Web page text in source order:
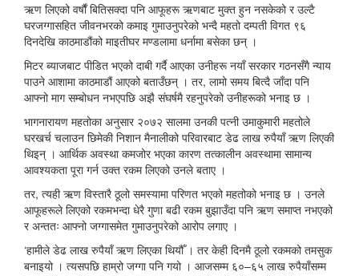
ऋण लिएको वर्षौं बितिसक्दा पनि आफूहरू ऋणबाट मुक्त हुन नसकेको र उल्टै
घरजग्गासहित जीवनभरको कमाइ गुमाउनुपरेको भन्दै महतो दम्पती विगत ९६
दिनदेखि काठमाडौंको माइतीघर मण्डलामा धर्नामा बसेका छन् ।
मिटर ब्याजबाट पीडित भएको दाबी गर्दै आएका उनीहरू नयाँ सरकार गठनसँगै न्याय
पाउने आशामा काठमाडौं आएको बताउँछन् । तर, लामो समय बित्दै जाँदा पनि
आफ्नो माग सम्बोधन नभएपछि अझै संघर्षमै रहनुपरेको उनीहरूको भनाइ छ ।
भागनारायण महतोका अनुसार २०७२ सालमा उनकी पत्नी उमाकुमारी महतोले
घरखर्च चलाउन छिमेकी निशान मैनालीको परिवारबाट डेढ लाख रुपैयाँ ऋण लिएकी
थिइन् । आर्थिक अवस्था कमजोर भएका कारण तत्कालीन अवस्थामा सामान्य
आवश्यकता पूरा गर्न उक्त रकम लिएको उनले बताए ।
तर, त्यही ऋण विस्तारै ठूलो समस्यामा परिणत भएको महतोको भनाइ छ । उनले
आफूहरूले लिएको रकमभन्दा धेरै गुणा बढी रकम बुझाउँदा पनि ऋण समाप्त नभएको
र अन्ततः आफ्नो जग्गासमेत गुमाउनुपरेको आरोप लगाए ।
‘हामीले डेढ लाख रुपैयाँ ऋण लिएका थियौँ । तर केही दिनमै ठूलो रकमको तमसुक
बनाइयो । त्यसपछि हाम्रो जग्गा पनि गयो । आजसम्म ६०–६५ लाख रुपैयाँसम्म